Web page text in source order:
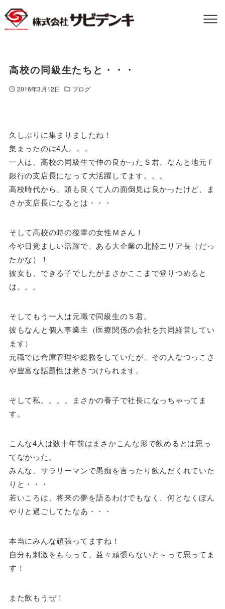
高校の同級生たちと・・・
2016年3月12日 ブログ
久しぶりに集まりましたね！
集まったのは4人。。。
一人は、高校の同級生で仲の良かったＳ君。なんと地元Ｆ
銀行の支店長になって大活躍してます。。。
高校時代から、頭も良くて人の面倒見は良かったけど、ま
さか支店長になるとは・・・
そして高校の時の後輩の女性Ｍさん！
今や目覚ましい活躍で、ある大企業の北陸エリア長（だっ
たかな）！
彼女も、できる子でしたがまさかここまで登りつめると
は。。。
そしてもう一人は元職で同級生のＳ君。
彼もなんと個人事業主（医療関係の会社を共同経営してい
ます）
元職では倉庫管理や総務をしていたが、その人なつっこさ
や豊富な話題性は惹きつけられます。
そして私。。。。まさかの養子で社長になっちゃってま
す。
こんな4人は数十年前はまさかこんな形で飲めるとは思っ
てなかった。
みんな、サラリーマンで愚痴を言ったり飲んだくれていた
りと・・・
若いころは、将来の夢を語るわけでもなく、何となくぼん
やりと過ごしてたなあ・・・
本当にみんな頑張ってますね！
自分も刺激をもらって、益々頑張らないと～って思ってま
す！
また飲もうぜ！